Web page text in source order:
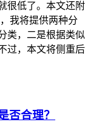
很低了。本文还附
我将提供两种分
类，二是根据类似
过，本文将侧重后
否合理？